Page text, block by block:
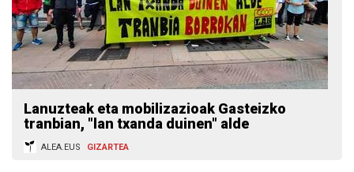
Lanuzteak eta mobilizazioak Gasteizko
tranbian, "lan txanda duinen" alde
ALEA.EUS GIZARTEA